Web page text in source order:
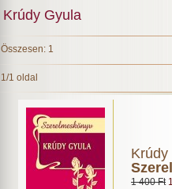
Krúdy Gyula
Összesen: 1
1/1 oldal
Krúdy
1 400 Ft